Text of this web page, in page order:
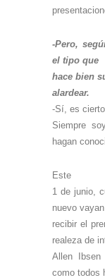
-Pero,
el tipo que
hace bien
alardear.
-Sí, es cierto.
Siempre
hagan
Este
1 de junio,
nuevo
recibir el
realeza de
Allen Ibsen
como todos